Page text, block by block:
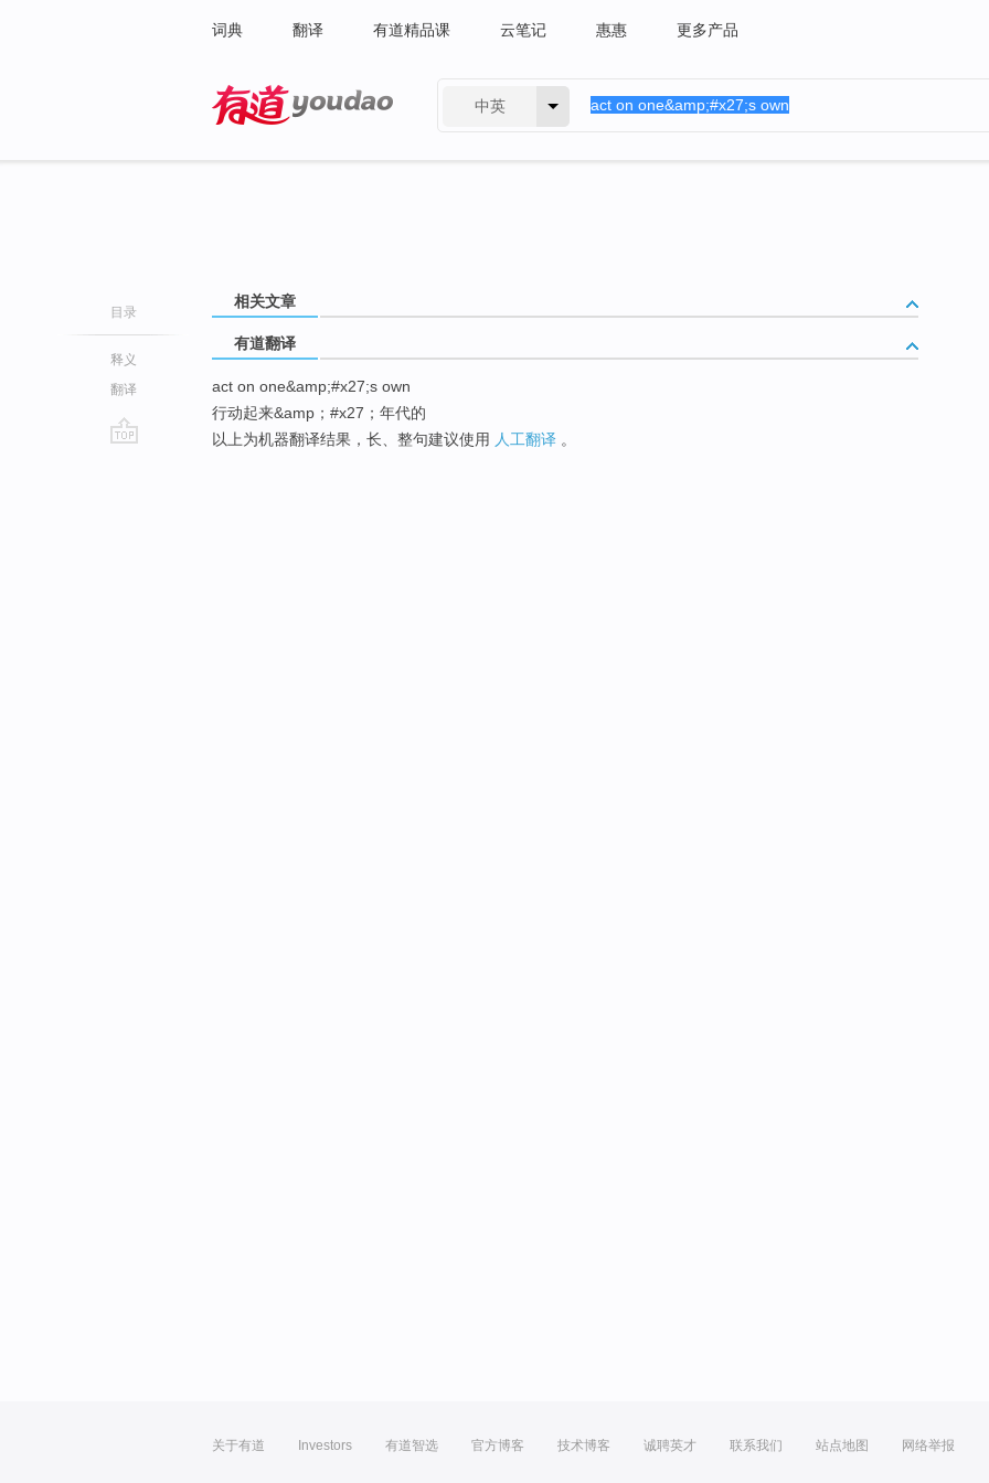
词典 翻译 有道精品课 云笔记 惠惠 更多产品
中英
目录
释义
翻译
相关文章
有道翻译
act on one&amp;#x27;s own
行动起来&amp；#x27；年代的
以上为机器翻译结果，长、整句建议使用 人工翻译 。
关于有道 Investors 有道智选 官方博客 技术博客 诚聘英才 联系我们 站点地图 网络举报